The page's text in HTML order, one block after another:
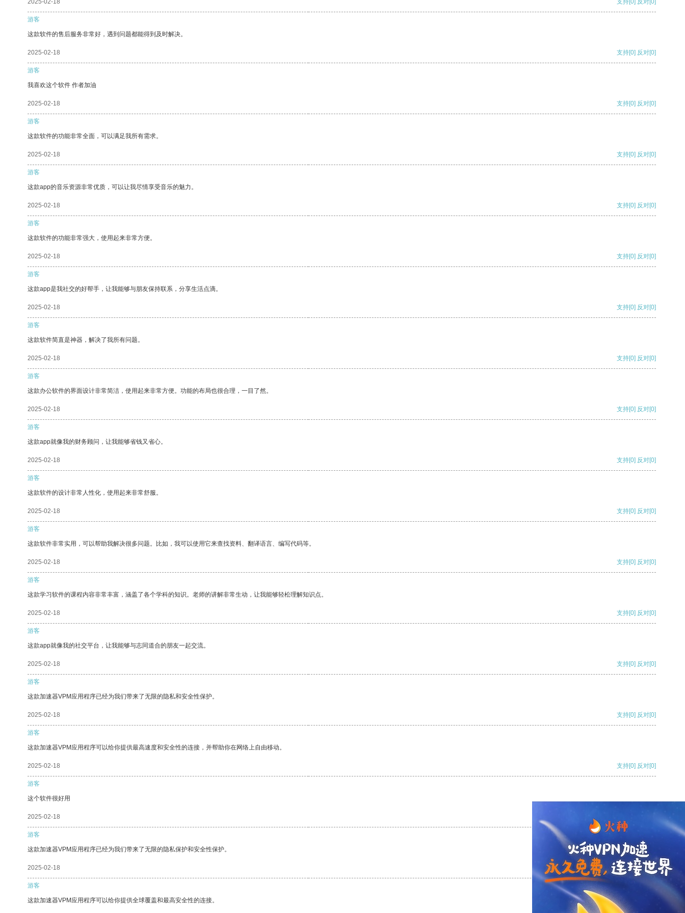
2025-02-18 支持 [0] 反对 [0]
游客
这款软件的售后服务非常好，遇到问题都能得到及时解决。
2025-02-18 支持[0] 反对[0]
游客
我喜欢这个软件 作者加油
2025-02-18 支持[0] 反对[0]
游客
这款软件的功能非常全面，可以满足我所有需求。
2025-02-18 支持[0] 反对[0]
游客
这款app的音乐资源非常优质，可以让我尽情享受音乐的魅力。
2025-02-18 支持[0] 反对[0]
游客
这款软件的功能非常强大，使用起来非常方便。
2025-02-18 支持[0] 反对[0]
游客
这款app是我社交的好帮手，让我能够与朋友保持联系，分享生活点滴。
2025-02-18 支持[0] 反对[0]
游客
这款软件简直是神器，解决了我所有问题。
2025-02-18 支持[0] 反对[0]
游客
这款办公软件的界面设计非常简洁，使用起来非常方便。功能的布局也很合理，一目了然。
2025-02-18 支持[0] 反对[0]
游客
这款app就像我的财务顾问，让我能够省钱又省心。
2025-02-18 支持[0] 反对[0]
游客
这款软件的设计非常人性化，使用起来非常舒服。
2025-02-18 支持[0] 反对[0]
游客
这款软件非常实用，可以帮助我解决很多问题。比如，我可以使用它来查找资料、翻译语言、编写代码等。
2025-02-18 支持[0] 反对[0]
游客
这款学习软件的课程内容非常丰富，涵盖了各个学科的知识。老师的讲解非常生动，让我能够轻松理解知识点。
2025-02-18 支持[0] 反对[0]
游客
这款app就像我的社交平台，让我能够与志同道合的朋友一起交流。
2025-02-18 支持[0] 反对[0]
游客
这款加速器VPM应用程序已经为我们带来了无限的隐私和安全性保护。
2025-02-18 支持[0] 反对[0]
游客
这款加速器VPM应用程序可以给你提供最高速度和安全性的连接，并帮助你在网络上自由移动。
2025-02-18 支持[0] 反对[0]
游客
这个软件很好用
2025-02-18
游客
这款加速器VPM应用程序已经为我们带来了无限的隐私保护和安全性保护。
2025-02-18 支持[0] 反对[0]
游客
这款加速器VPM应用程序可以给你提供全球覆盖和最高安全性的连接。